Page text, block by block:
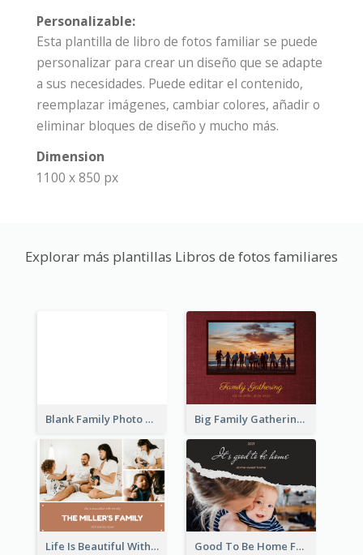
Personalizable:
Esta plantilla de libro de fotos familiar se puede
personalizar para crear un diseño que se adapte
a sus necesidades. Puede editar el contenido,
reemplazar imágenes, cambiar colores, añadir o
eliminar bloques de diseño y mucho más.
Dimension
1100 x 850 px
Explorar más plantillas Libros de fotos familiares
Blank Family Photo Book Big Family Gathering Photo Book
Life Is Beautiful With Family Photo Book Good To Be Home Family Photo Book